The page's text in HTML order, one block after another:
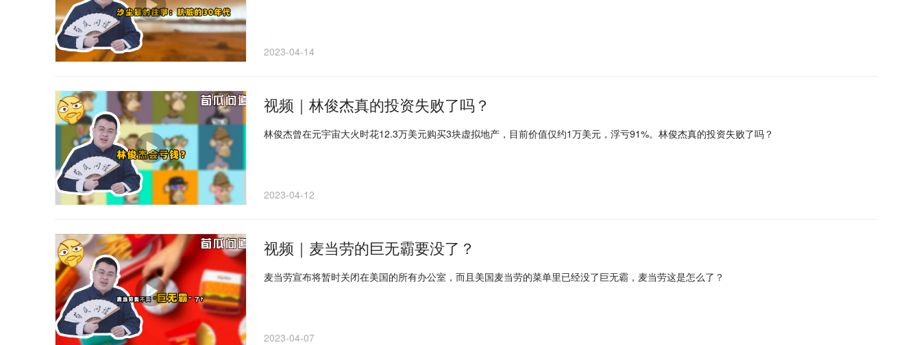
2023-04-14
视频｜林俊杰真的投资失败了吗？
林俊杰曾在元宇宙大火时花12.3万美元购买3块虚拟地产，目前价值仅约1万美元，浮亏91%。林俊杰真的投资失败了吗？
2023-04-12
视频｜麦当劳的巨无霸要没了？
麦当劳宣布将暂时关闭在美国的所有办公室，而且美国麦当劳的菜单里已经没了巨无霸，麦当劳这是怎么了？
2023-04-07